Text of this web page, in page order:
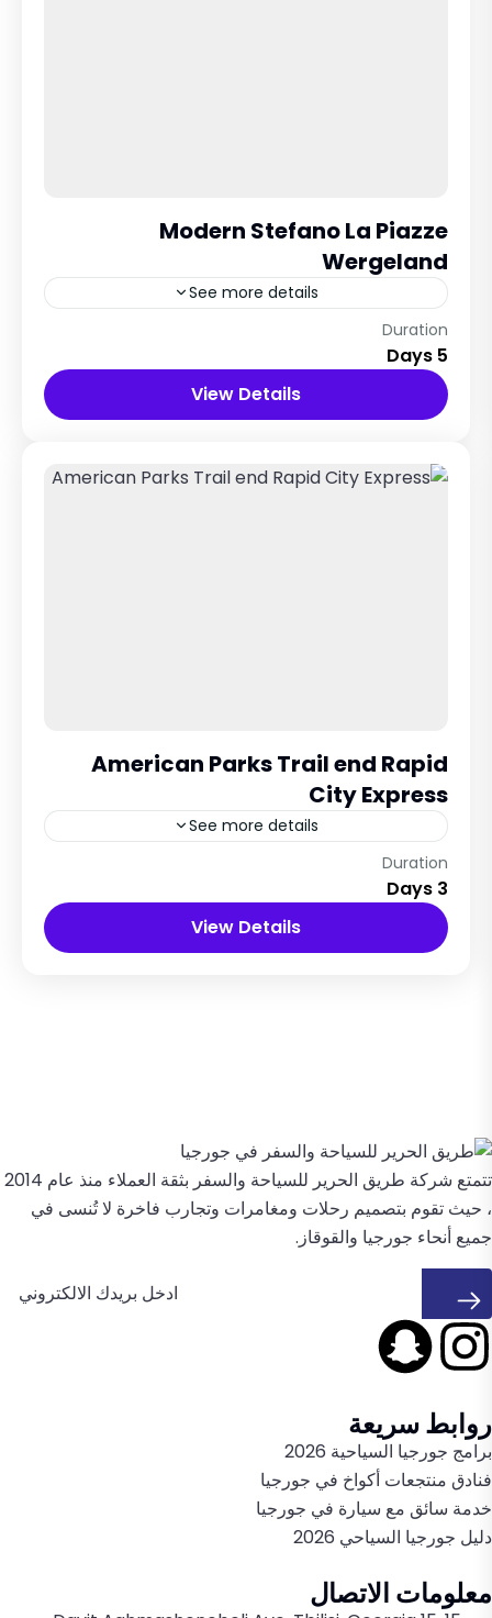
Modern Stefano La Piazze
Wergeland
See more details
East Norway
Duration
5 Days
View Details
American Parks Trail end Rapid
City Express
See more details
New York, USA
12 People
Duration
3 Days
View Details
تتمتع شركة طريق الحرير للسياحة والسفر بثقة العملاء منذ عام 2014
، حيث تقوم بتصميم رحلات ومغامرات وتجارب فاخرة لا تُنسى في
جميع أنحاء جورجيا والقوقاز.
روابط سريعة
برامج جورجيا السياحية 2026
فنادق منتجعات أكواخ في جورجيا
خدمة سائق مع سيارة في جورجيا
دليل جورجيا السياحي 2026
معلومات الاتصال